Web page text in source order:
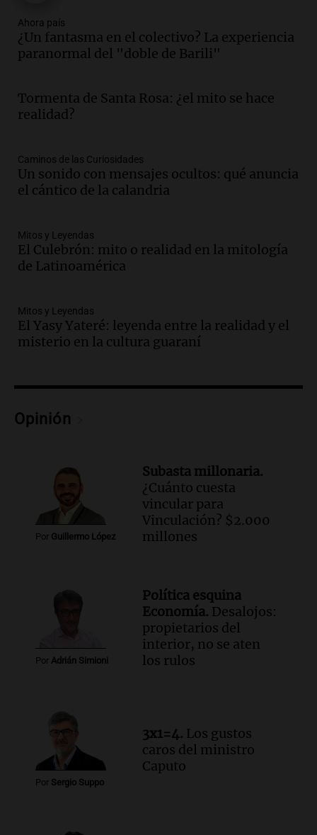
Audio.La construcción en Argentina
cayó 4,1% en junio pero acumula un
Episodios
Audio.
datos preliminares
Panorama Federal
Episodios
perimetral sobre Candela Arizaga
Panorama Federal
Episodios
acelera al 2,9% en julio y anticipa datos
oficiales
Panorama Federal
Tucumán: destruyeron 433 luminarias
públicas en 14 meses
Panorama Federal
vandalismo destruye 433 luminarias
públicas en 14 meses y afecta la
seguridad
Panorama Federal
Episodios
Secuestran 28 bultos de
Panorama Federal
Episodios
Una mujer murió cuando
esperaba cobrar su jubilación en un
banco de San Luis
Audio.
abuso sexual: juicio programado para
diciembre de 2025
Panorama Federal
Episodios
Ahora país
¿Un fantasma en el colectivo? La experiencia
paranormal del "doble de Barili"
Tormenta de Santa Rosa: ¿el mito se hace
realidad?
Caminos de las Curiosidades
Un sonido con mensajes ocultos: qué anuncia
el cántico de la calandria
Mitos y Leyendas
El Culebrón: mito o realidad en la mitología
de Latinoamérica
Mitos y Leyendas
El Yasy Yateré: leyenda entre la realidad y el
misterio en la cultura guaraní
Opinión
Por Guillermo López
Subasta millonaria.
¿Cuánto cuesta
vincular para
Vinculación? $2.000
millones
Por Adrián Simioni
Política esquina
Economía. Desalojos:
propietarios del
interior, no se aten
los rulos
Por Sergio Suppo
3x1=4. Los gustos
caros del ministro
Caputo